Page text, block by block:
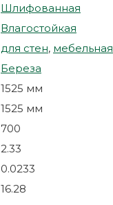
Шлифованная
Влагостойкая
для стен, мебельная
Береза
1525 мм
1525 мм
700
2.33
0.0233
16.28